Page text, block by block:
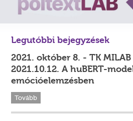
Legutóbbi bejegyzések
2021. október 8. - TK MILAB
2021.10.12. A huBERT-
emócióelemzésben
Tovább